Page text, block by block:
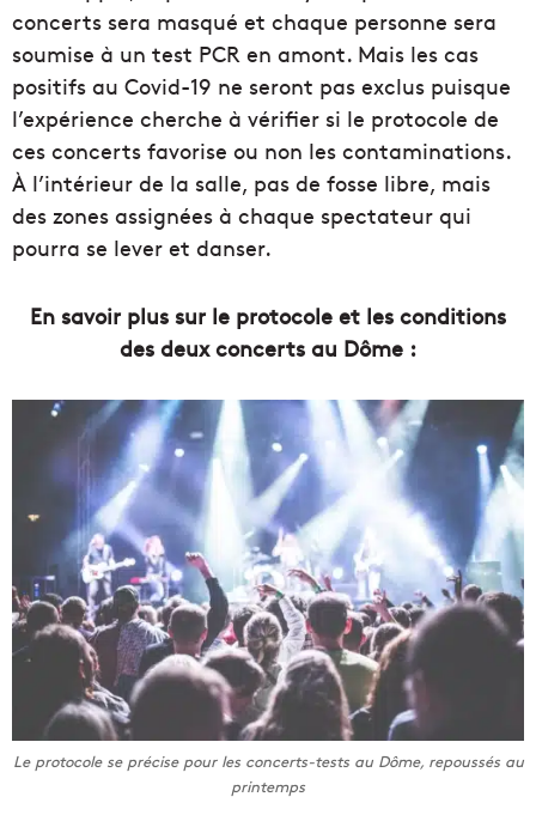
concerts sera masqué et chaque personne sera
soumise à un test PCR en amont. Mais les cas
positifs au Covid-19 ne seront pas exclus puisque
l’expérience cherche à vérifier si le protocole de
ces concerts favorise ou non les contaminations.
À l’intérieur de la salle, pas de fosse libre, mais
des zones assignées à chaque spectateur qui
pourra se lever et danser.
En savoir plus sur le protocole et les conditions
des deux concerts au Dôme :
Le protocole se précise pour les concerts-tests au Dôme, repoussés au
printemps